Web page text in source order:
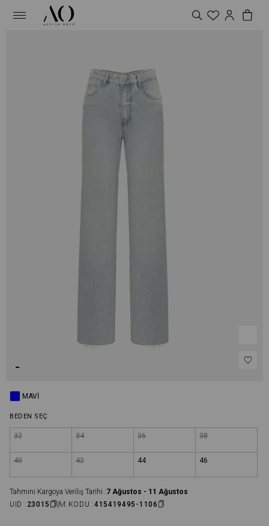
MAVI
BEDEN SEÇ
32 34 36 38
40 42 44 46
Tahmini Kargoya Veriliş Tarihi :7 Ağustos - 11 Ağustos
UID : 23015 M.KODU :415419495-1106